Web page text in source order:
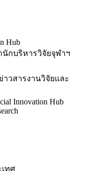
Hub
นักบริหารวิจัยจุฬาฯ
าวสารงานวิจัยและ
Innovation Hub
ทศ